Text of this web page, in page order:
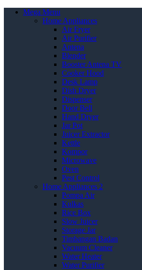
Mega Menu
Home Appliances
Air Fryer
Air Purifier
Antena
Blender
Booster Antena TV
Cooker Hood
Desk Lamp
Dish Dryer
Dispenser
Door Bell
Hand Dryer
Jar Pot
Juicer Extractor
Kettle
Kompor
Microwave
Oven
Pest Control
Home Appliances 2
Pompa Air
Kulkas
Rice Box
Slow Juicer
Storage Jar
Timbangan Badan
Vacuum Cleaner
Water Heater
Water Purifier